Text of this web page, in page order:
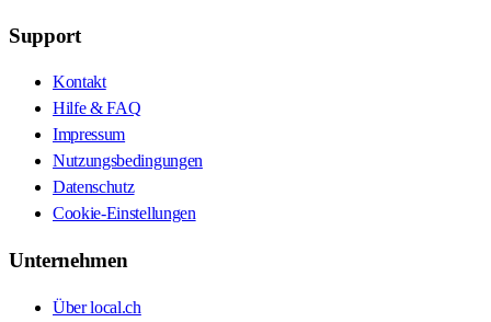
Support
Kontakt
Hilfe & FAQ
Impressum
Nutzungsbedingungen
Datenschutz
Cookie-Einstellungen
Unternehmen
Über local.ch